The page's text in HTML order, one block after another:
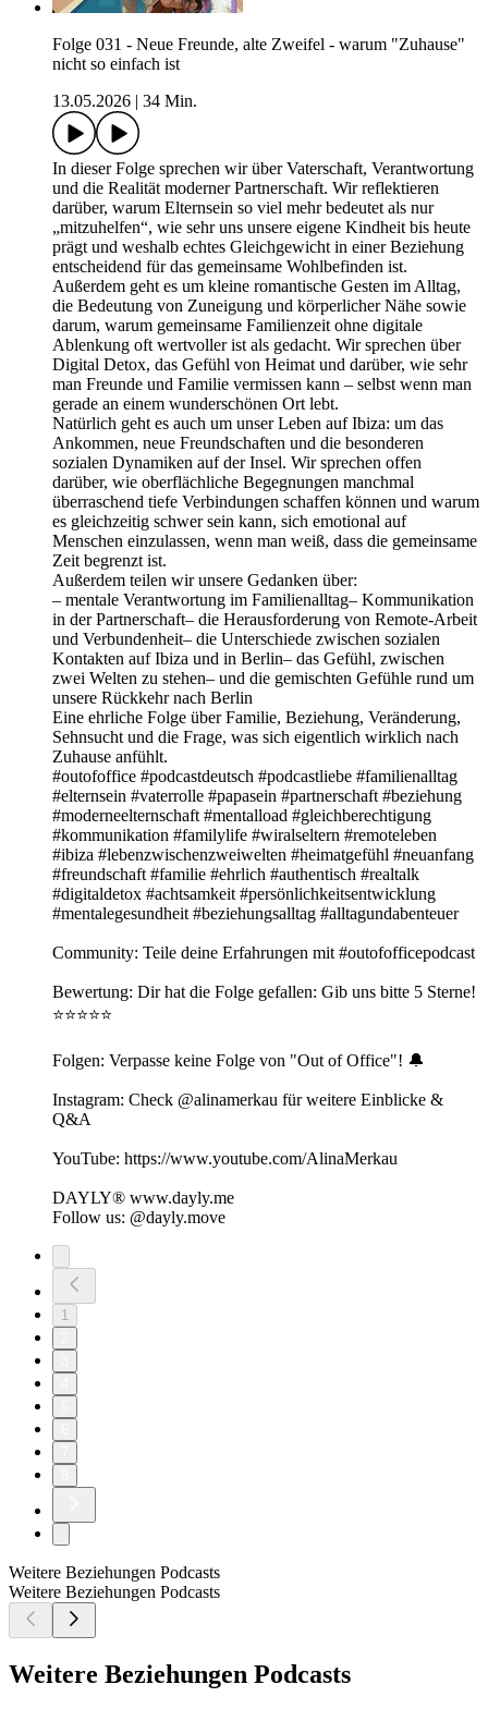
Folge 031 - Neue Freunde, alte Zweifel - warum "Zuhause"
nicht so einfach ist
13.05.2026
34 Min.
In dieser Folge sprechen wir über Vaterschaft, Verantwortung
und die Realität moderner Partnerschaft. Wir reflektieren
darüber, warum Elternsein so viel mehr bedeutet als nur
„mitzuhelfen“, wie sehr uns unsere eigene Kindheit bis heute
prägt und weshalb echtes Gleichgewicht in einer Beziehung
entscheidend für das gemeinsame Wohlbefinden ist.
Außerdem geht es um kleine romantische Gesten im Alltag,
die Bedeutung von Zuneigung und körperlicher Nähe sowie
darum, warum gemeinsame Familienzeit ohne digitale
Ablenkung oft wertvoller ist als gedacht. Wir sprechen über
Digital Detox, das Gefühl von Heimat und darüber, wie sehr
man Freunde und Familie vermissen kann – selbst wenn man
gerade an einem wunderschönen Ort lebt.
Natürlich geht es auch um unser Leben auf Ibiza: um das
Ankommen, neue Freundschaften und die besonderen
sozialen Dynamiken auf der Insel. Wir sprechen offen
darüber, wie oberflächliche Begegnungen manchmal
überraschend tiefe Verbindungen schaffen können und warum
es gleichzeitig schwer sein kann, sich emotional auf
Menschen einzulassen, wenn man weiß, dass die gemeinsame
Zeit begrenzt ist.
Außerdem teilen wir unsere Gedanken über:
– mentale Verantwortung im Familienalltag– Kommunikation
in der Partnerschaft– die Herausforderung von Remote-Arbeit
und Verbundenheit– die Unterschiede zwischen sozialen
Kontakten auf Ibiza und in Berlin– das Gefühl, zwischen
zwei Welten zu stehen– und die gemischten Gefühle rund um
unsere Rückkehr nach Berlin
Eine ehrliche Folge über Familie, Beziehung, Veränderung,
Sehnsucht und die Frage, was sich eigentlich wirklich nach
Zuhause anfühlt.
#outofoffice #podcastdeutsch #podcastliebe #familienalltag
#elternsein #vaterrolle #papasein #partnerschaft #beziehung
#moderneelternschaft #mentalload #gleichberechtigung
#kommunikation #familylife #wiralseltern #remoteleben
#ibiza #lebenzwischenzweiwelten #heimatgefühl #neuanfang
#freundschaft #familie #ehrlich #authentisch #realtalk
#digitaldetox #achtsamkeit #persönlichkeitsentwicklung
#mentalegesundheit #beziehungsalltag #alltagundabenteuer
Community: Teile deine Erfahrungen mit⁠ ⁠⁠#outofofficepodcast⁠⁠⁠
Bewertung: Dir hat die Folge gefallen: Gib uns bitte 5 Sterne!
⭐️⭐️⭐️⭐️⭐️
Folgen: Verpasse keine Folge von "Out of Office"! 🔔
Instagram: Check @alinamerkau für weitere Einblicke &
Q&A
YouTube: https://www.youtube.com/AlinaMerkau
DAYLY® ⁠www.dayly.me⁠
Follow us: @dayly.move
1
Weitere Beziehungen Podcasts
Weitere Beziehungen Podcasts
Weitere Beziehungen Podcasts